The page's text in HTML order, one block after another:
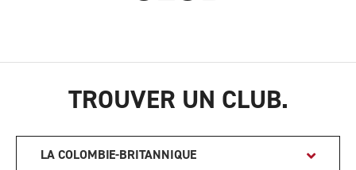
TROUVER UN CLUB.
LA COLOMBIE-BRITANNIQUE